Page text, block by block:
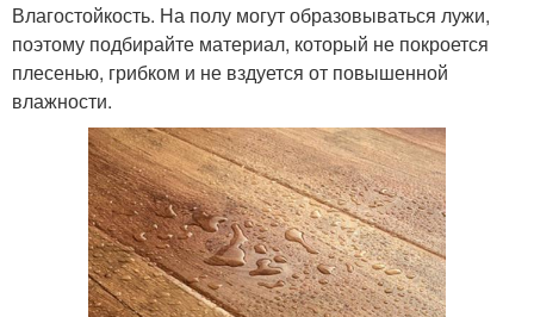
Влагостойкость. На полу могут образовываться лужи,
поэтому подбирайте материал, который не покроется
плесенью, грибком и не вздуется от повышенной
влажности.